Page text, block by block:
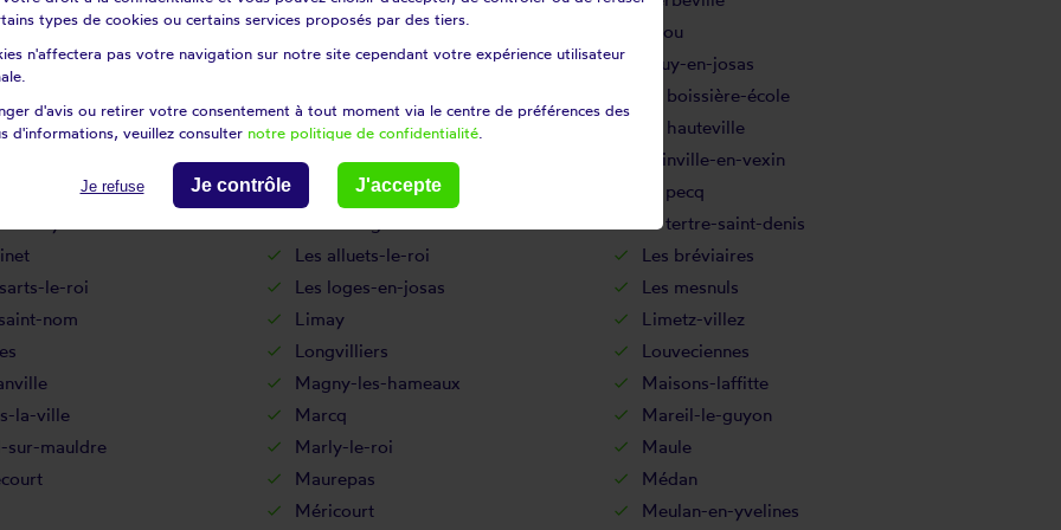
Houilles
Issou
Jouars-pontchartrain
Jouy-en-josas
La boissière-école
saint-cloud La falaise
La hauteville
La villeneuve-en-chevrie
Lainville-en-vexin
Le mesnil-saint-denis
Le pecq
Le tertre-saint-denis
Les alluets-le-roi
Les bréviaires
le-roi Les loges-en-josas
Les mesnuls
nom Limay
Limetz-villez
Longvilliers
Louveciennes
Magny-les-hameaux
Maisons-laffitte
la-ville Marcq
Mareil-le-guyon
sur-mauldre Marly-le-roi
Maule
Maurepas
Médan
Méricourt
Meulan-en-yvelines
types de cookies ou certains services proposés par des tiers.
n'affectera pas votre navigation sur notre site cependant votre expérience utilisateur
d'avis ou retirer votre consentement à tout moment via le centre de préférences des
d'informations, veuillez consulter notre politique de confidentialité
Je refuse Je contrôle J'accepte